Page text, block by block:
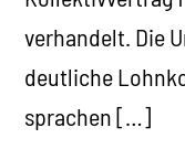
verhandelt. Die
deutliche
sprachen […]